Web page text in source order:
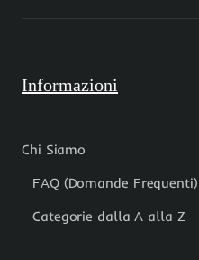
Informazioni
Chi Siamo
FAQ (Domande Frequenti)
Categorie dalla A alla Z